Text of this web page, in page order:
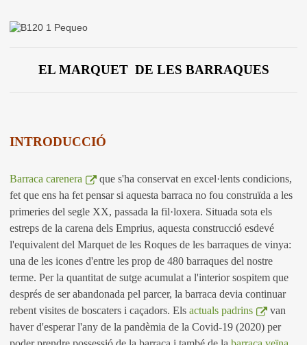
EL MARQUET DE LES BARRAQUES
INTRODUCCIÓ
Barraca carenera
que s'ha conservat en excel·lents condicions,
fet que ens ha fet pensar si aquesta barraca no fou construïda a les
primeries del segle XX, passada la fil·loxera. Situada sota els
estreps de la carena dels Emprius, aquesta construcció esdevé
l'equivalent del Marquet de les Roques de les barraques de vinya:
una de les icones d'entre les prop de 480 barraques del nostre
terme. Per la quantitat de sutge acumulat a l'interior sospitem que
després de ser abandonada pel parcer, la barraca devia continuar
rebent visites de boscaters i caçadors. Elsactuals padrins
van
haver d'esperar l'any de la pandèmia de la Covid-19 (2020) per